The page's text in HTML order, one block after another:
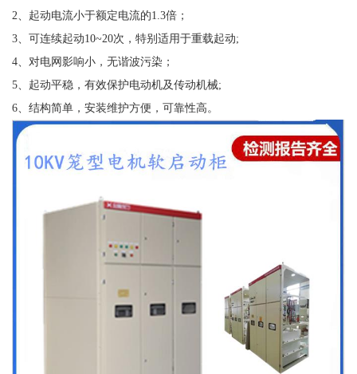
2、起动电流小于额定电流的1.3倍；
3、可连续起动10~20次，特别适用于重载起动;
4、对电网影响小，无谐波污染；
5、起动平稳，有效保护电动机及传动机械;
6、结构简单，安装维护方便，可靠性高。